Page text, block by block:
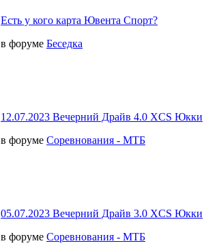
Есть у кого карта Ювента Спорт?
в форуме Беседка
12.07.2023 Вечерний Драйв 4.0 XCS Юкки
в форуме Соревнования - МТБ
05.07.2023 Вечерний Драйв 3.0 XCS Юкки
в форуме Соревнования - МТБ